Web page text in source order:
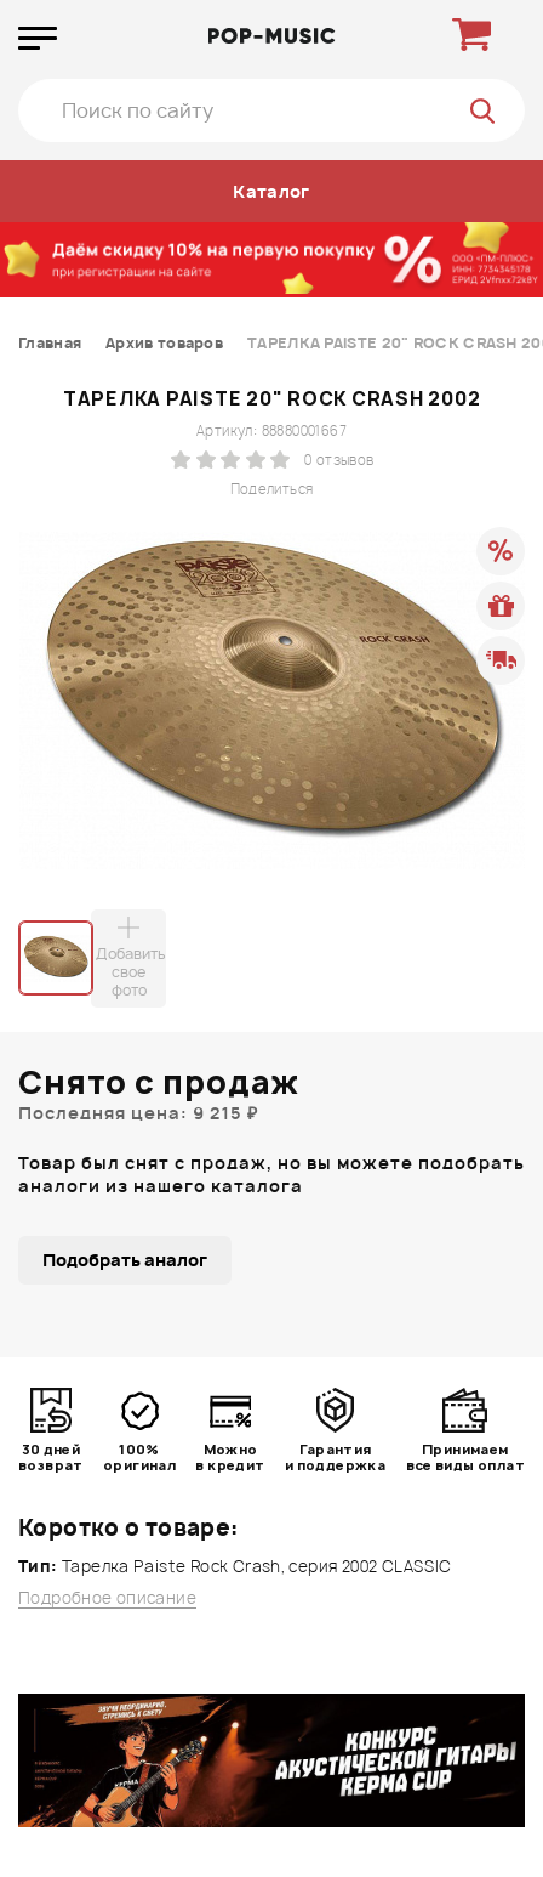
Каталог
Главная Архив товаров ТАРЕЛКА PAISTE 20" ROCK CRASH
ТАРЕЛКА PAISTE 20" ROCK CRASH 2002
Поделиться
Артикул: 88880001667
0 отзывов
Добавить
свое
фото
Коротко о товаре:
Тип: Тарелка Paiste Rock Crash, серия 2002 CLASSIC
Подробное описание
Снято с продаж
Последняя цена: 9 215 ₽
Товар был снят с продаж, но вы можете подобрать
аналоги из нашего каталога
Подобрать аналог
30 дней
возврат
100%
оригинал
Можно
в кредит
Гарантия
и поддержка
Принимаем
все виды оплат